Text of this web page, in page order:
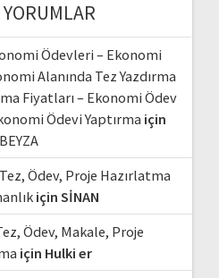
Ödevleri – Ekonomi
Alanında Tez Yazdırma
Fiyatları – Ekonomi Ödev
Ödevi Yaptırma için
BEYZA
Ödev, Proje Hazırlatma
için SİNAN
Ödev, Makale, Proje
için Hulki er